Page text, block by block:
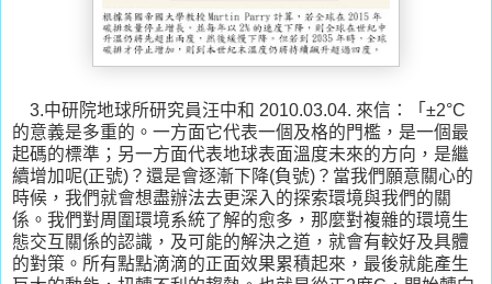
3.中研院地球所研究員汪中和 2010.03.04. 來信：「±2°C
的意義是多重的。一方面它代表一個及格的門檻，是一個最
起碼的標準；另一方面代表地球表面溫度未來的方向，是繼
續增加呢(正號)？還是會逐漸下降(負號)？當我們願意關心的
時候，我們就會想盡辦法去更深入的探索環境與我們的關
係。我們對周圍環境系統了解的愈多，那麼對複雜的環境生
態交互關係的認識，及可能的解決之道，就會有較好及具體
的對策。所有點點滴滴的正面效果累積起來，最後就能產生